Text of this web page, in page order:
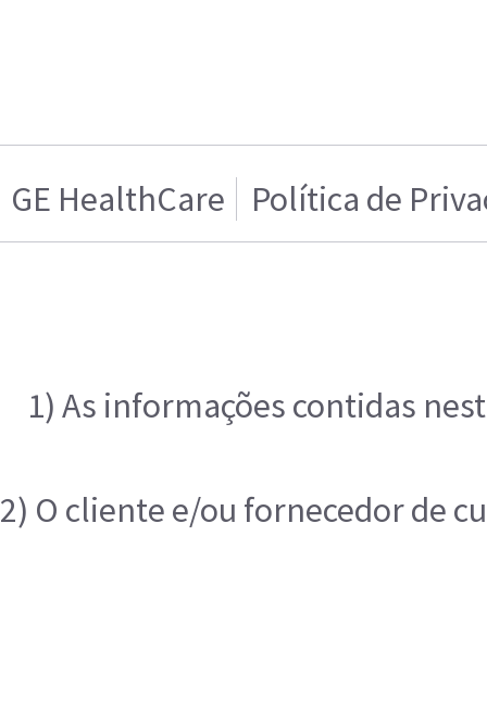
GE HealthCare Política de
1) As informações contidas
2) O cliente e/ou fornecedor de